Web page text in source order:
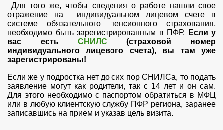
Для того же, чтобы сведения о работе нашли свое
отражение на индивидуальном лицевом счете в
системе обязательного пенсионного страхования,
необходимо быть зарегистрированным в ПФР.
Если у
вас есть СНИЛС (страховой номер
индивидуального лицевого счета), вы там уже
зарегистрированы!
Если же у подростка нет до сих пор СНИЛСа, то подать
заявление могут как родители, так с 14 лет и он сам.
Для этого необходимо с паспортом обратиться в МФЦ
или в любую клиентскую службу ПФР региона, заранее
записавшись на прием и указав цель визита.